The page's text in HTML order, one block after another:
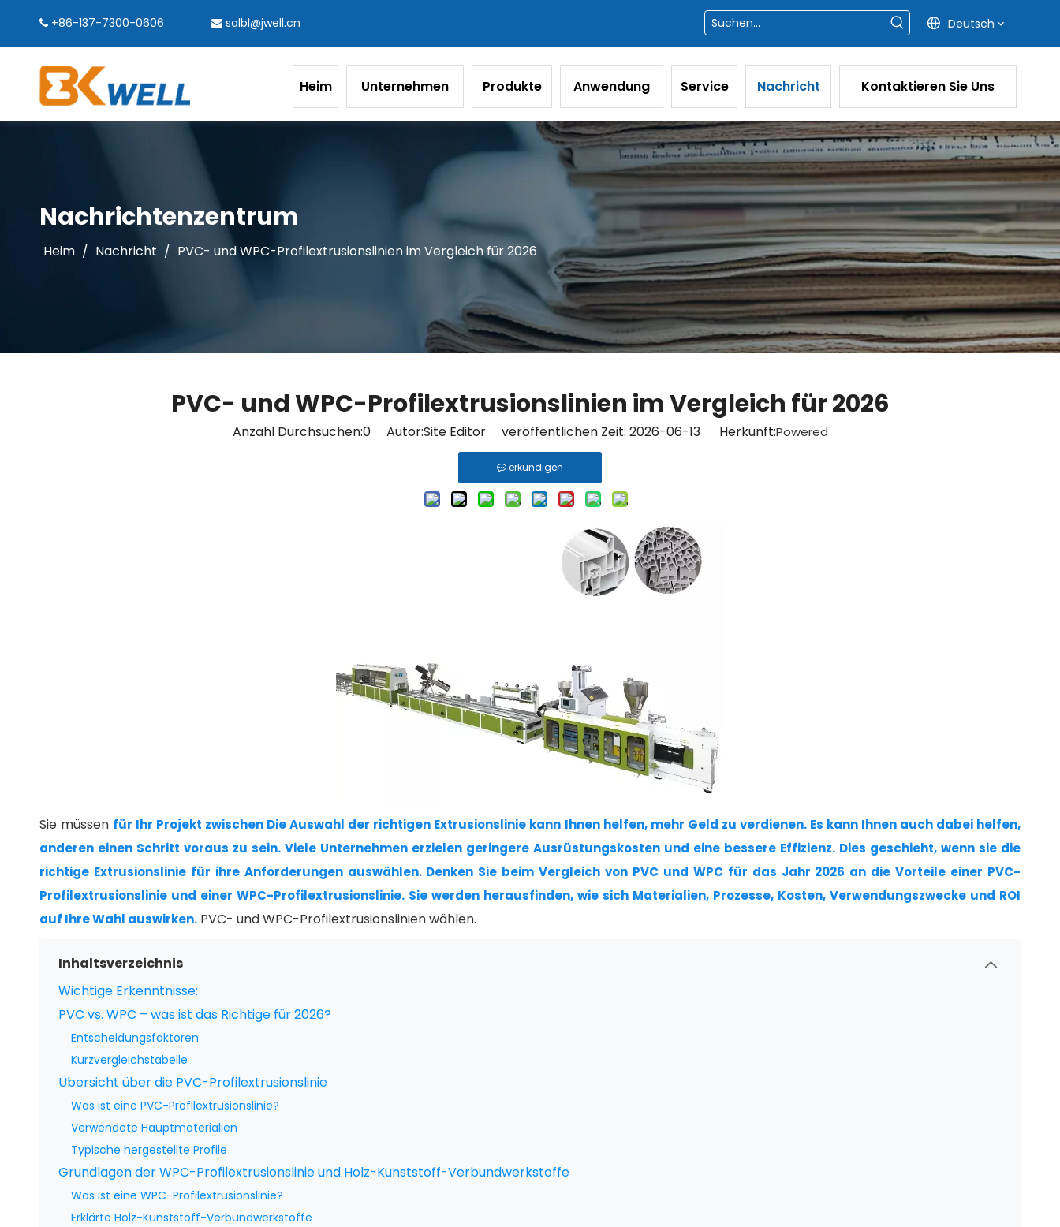
 +86-137-7300-0606  salbl@jwell.cn Deutsch
Heim Unternehmen Produkte Anwendung Service Nachricht Kontaktieren Sie Uns
Nachrichtenzentrum
Heim / Nachricht / PVC- und WPC-Profilextrusionslinien im Vergleich für 2026
PVC- und WPC-Profilextrusionslinien im Vergleich für 2026
Anzahl Durchsuchen:0Autor:Site Editor veröffentlichen Zeit: 2026-06-13 Herkunft:Powered
erkundigen
Sie müssen für Ihr Projekt zwischen Die Auswahl der richtigen Extrusionslinie kann Ihnen helfen, mehr Geld zu verdienen. Es kann Ihnen auch dabei helfen,
anderen einen Schritt voraus zu sein. Viele Unternehmen erzielen geringere Ausrüstungskosten und eine bessere Effizienz. Dies geschieht, wenn sie die
richtige Extrusionslinie für ihre Anforderungen auswählen. Denken Sie beim Vergleich von PVC und WPC für das Jahr 2026 an die Vorteile einer PVC-
Profilextrusionslinie und einer WPC-Profilextrusionslinie. Sie werden herausfinden, wie sich Materialien, Prozesse, Kosten, Verwendungszwecke und ROI
auf Ihre Wahl auswirken. PVC- und WPC-Profilextrusionslinien wählen.
Inhaltsverzeichnis
Wichtige Erkenntnisse:
PVC vs. WPC – was ist das Richtige für 2026?
Entscheidungsfaktoren
Kurzvergleichstabelle
Übersicht über die PVC-Profilextrusionslinie
Was ist eine PVC-Profilextrusionslinie?
Verwendete Hauptmaterialien
Typische hergestellte Profile
Grundlagen der WPC-Profilextrusionslinie und Holz-Kunststoff-Verbundwerkstoffe
Was ist eine WPC-Profilextrusionslinie?
Erklärte Holz-Kunststoff-Verbundwerkstoffe